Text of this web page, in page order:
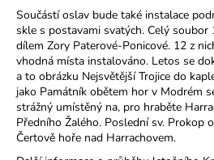
Součástí oslav bude také instalace
skle s postavami svatých. Celý soubor
dílem Zory Paterové-Ponicové. 12 z
vhodná místa instalováno. Letos se
a to obrázku Nejsvětější Trojice do
jako Památník obětem hor v Modrém
strážný umístěný na, pro hraběte
Předního Žalého. Poslední sv. Prokop
Čertově hoře nad Harrachovem.
D
o
p
o
r
u